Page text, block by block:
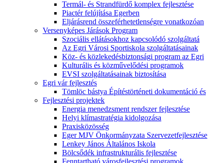
Termál- és Strandfürdő komplex fejlesztése
Piactér felújítása Egerben
Eljárásrend összeférhetetlenségre vonatkozóan
Versenyképes Járások Program
Szociális ellátásokhoz kapcsolódó szolgáltatá
Az Egri Városi Sportiskola szolgáltatásainak
Köz- és közlekedésbiztonsági program az Egri
Kulturális és közművelődési programok
EVSI szolgáltatásainak biztosítása
Egri vár fejlesztés
Tömlöc bástya Építéstörténeti dokumentáció és
Fejlesztési projektek
Energia menedzsment rendszer fejlesztése
Helyi klímastratégia kidolgozása
Praxisközösség
Eger MJV Önkormányzata Szervezetfejlesztése
Lenkey János Általános Iskola
Bölcsődék infrastrukturális fejlesztése
Fenntartható városfejlesztési programok